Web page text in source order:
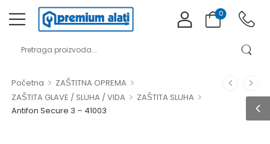
0
Početna > ZAŠTITNA OPREMA >
ZAŠTITA GLAVE / SLUHA / VIDA > ZAŠTITA SLUHA >
Antifon Secure 3 – 41003